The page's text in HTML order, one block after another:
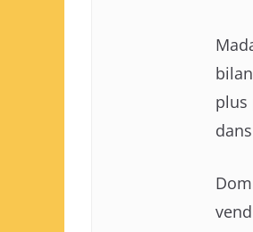
plus